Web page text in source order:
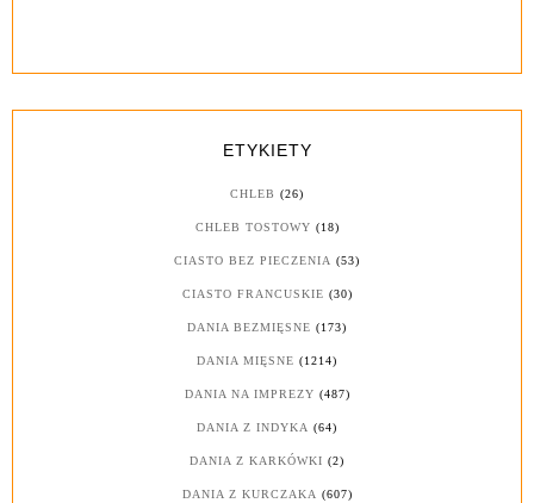
ETYKIETY
CHLEB (26)
CHLEB TOSTOWY (18)
CIASTO BEZ PIECZENIA (53)
CIASTO FRANCUSKIE (30)
DANIA BEZMIĘSNE (173)
DANIA MIĘSNE (1214)
DANIA NA IMPREZY (487)
DANIA Z INDYKA (64)
DANIA Z KARKÓWKI (2)
DANIA Z KURCZAKA (607)